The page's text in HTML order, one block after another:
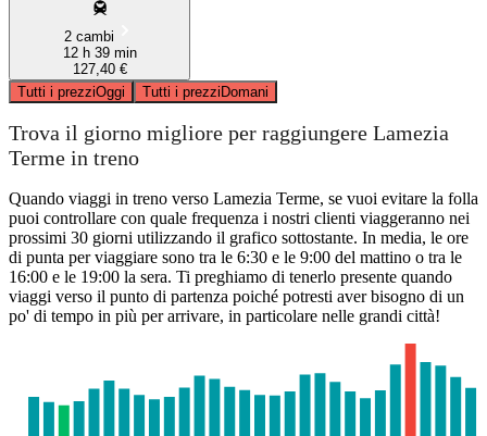
2 cambi
12 h 39 min
127,40 €
Tutti i prezziOggi Tutti i prezziDomani
Trova il giorno migliore per raggiungere Lamezia
Terme in treno
Quando viaggi in treno verso Lamezia Terme, se vuoi evitare la folla
puoi controllare con quale frequenza i nostri clienti viaggeranno nei
prossimi 30 giorni utilizzando il grafico sottostante. In media, le ore
di punta per viaggiare sono tra le 6:30 e le 9:00 del mattino o tra le
16:00 e le 19:00 la sera. Ti preghiamo di tenerlo presente quando
viaggi verso il punto di partenza poiché potresti aver bisogno di un
po' di tempo in più per arrivare, in particolare nelle grandi città!